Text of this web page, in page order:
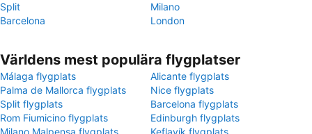
Split
Milano
Barcelona
London
Världens mest populära flygplatser
Málaga flygplats
Alicante flygplats
Palma de Mallorca flygplats
Nice flygplats
Split flygplats
Barcelona flygplats
Rom Fiumicino flygplats
Edinburgh flygplats
Milano Malpensa flygplats
Keflavík flygplats